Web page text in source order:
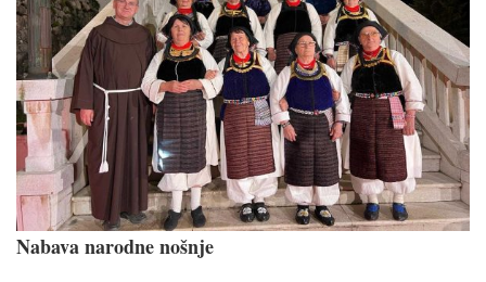
Nabava narodne nošnje